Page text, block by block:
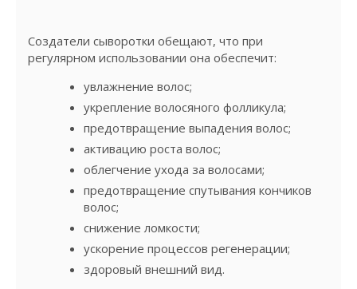
Создатели сыворотки обещают, что при
регулярном использовании она обеспечит:
увлажнение волос;
укрепление волосяного фолликула;
предотвращение выпадения волос;
активацию роста волос;
облегчение ухода за волосами;
предотвращение спутывания кончиков
волос;
снижение ломкости;
ускорение процессов регенерации;
здоровый внешний вид.